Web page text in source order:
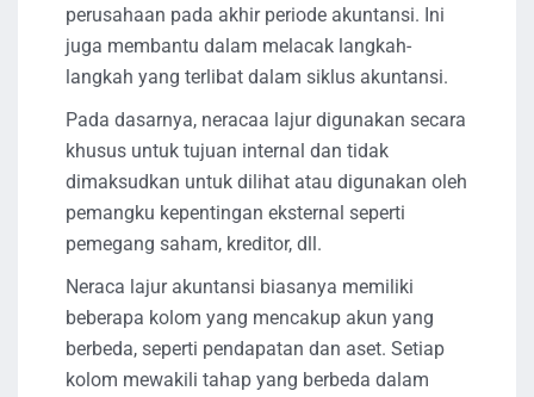
perusahaan pada akhir periode akuntansi. Ini
juga membantu dalam melacak langkah-
langkah yang terlibat dalam siklus akuntansi.
Pada dasarnya, neracaa lajur digunakan secara
khusus untuk tujuan internal dan tidak
dimaksudkan untuk dilihat atau digunakan oleh
pemangku kepentingan eksternal seperti
pemegang saham, kreditor, dll.
Neraca lajur akuntansi biasanya memiliki
beberapa kolom yang mencakup akun yang
berbeda, seperti pendapatan dan aset. Setiap
kolom mewakili tahap yang berbeda dalam